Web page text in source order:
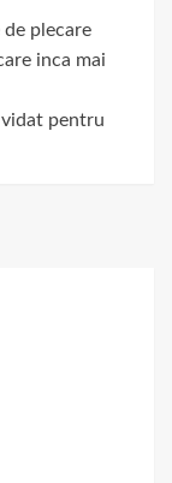
plecare
inca mai
pentru